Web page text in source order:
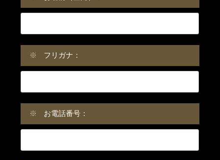
※ フリガナ：
※ お電話番号：